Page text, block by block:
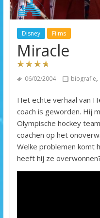
Disney Films
Miracle
06/02/2004 biografie,
Het echte verhaal van
coach is geworden. Hij
Olympische hockey
coachen op het
Welke problemen komt
heeft hij ze